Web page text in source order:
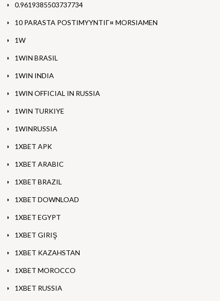
0.9619385503737734
10 PARASTA POSTIMYYNTIГ¤ MORSIAMEN
1W
1WIN BRASIL
1WIN INDIA
1WIN OFFICIAL IN RUSSIA
1WIN TURKIYE
1WINRUSSIA
1XBET APK
1XBET ARABIC
1XBET BRAZIL
1XBET DOWNLOAD
1XBET EGYPT
1XBET GIRIŞ
1XBET KAZAHSTAN
1XBET MOROCCO
1XBET RUSSIA